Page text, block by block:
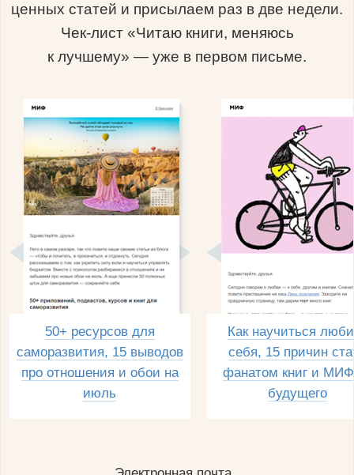
ценных статей и присылаем раз в две недели.
Чек-лист «Читаю книги, меняюсь
к лучшему» — уже в первом письме.
50+ ресурсов для
саморазвития, 15 выводов
про отношения и обои на
июль
Как научиться
себя, 15 причин
фанатом книг и
будущего